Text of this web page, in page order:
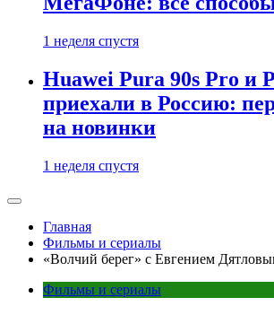
1 неделя спустя
Huawei Pura 90s Pro и
приехали в Россию:
на новинки
1 неделя спустя
Главная
Фильмы и сериалы
«Волчий берег» с Евгением
Фильмы и сериалы